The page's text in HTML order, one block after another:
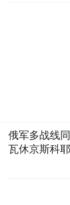
俄军多战线
瓦休京斯科